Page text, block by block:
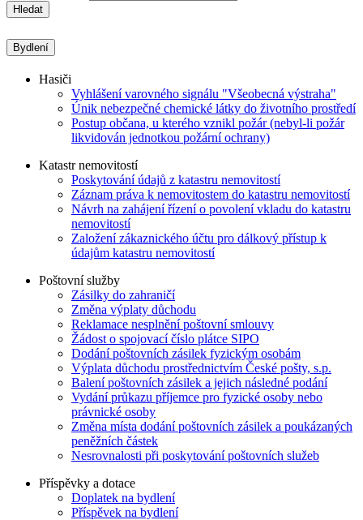
Hledat
Bydlení
Hasiči
Vyhlášení varovného signálu "Všeobecná výstraha"
Únik nebezpečné chemické látky do životního prostředí
Postup občana, u kterého vznikl požár (nebyl-li požár
likvidován jednotkou požární ochrany)
Katastr nemovitostí
Poskytování údajů z katastru nemovitostí
Záznam práva k nemovitostem do katastru nemovitostí
Návrh na zahájení řízení o povolení vkladu do katastru
nemovitostí
Založení zákaznického účtu pro dálkový přístup k
údajům katastru nemovitostí
Poštovní služby
Zásilky do zahraničí
Změna výplaty důchodu
Reklamace nesplnění poštovní smlouvy
Žádost o spojovací číslo plátce SIPO
Dodání poštovních zásilek fyzickým osobám
Výplata důchodu prostřednictvím České pošty, s.p.
Balení poštovních zásilek a jejich následné podání
Vydání průkazu příjemce pro fyzické osoby nebo
právnické osoby
Změna místa dodání poštovních zásilek a poukázaných
peněžních částek
Nesrovnalosti při poskytování poštovních služeb
Příspěvky a dotace
Doplatek na bydlení
Příspěvek na bydlení